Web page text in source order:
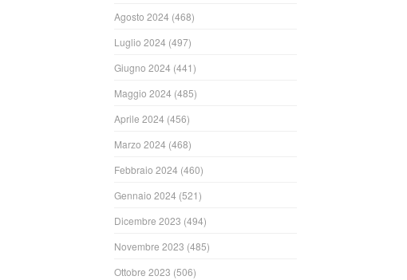
Agosto 2024 (468)
Luglio 2024 (497)
Giugno 2024 (441)
Maggio 2024 (485)
Aprile 2024 (456)
Marzo 2024 (468)
Febbraio 2024 (460)
Gennaio 2024 (521)
Dicembre 2023 (494)
Novembre 2023 (485)
Ottobre 2023 (506)